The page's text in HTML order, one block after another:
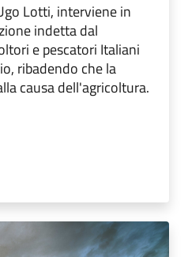
Lotti, interviene in
indetta dal
e pescatori Italiani
ribadendo che la
causa dell'agricoltura.